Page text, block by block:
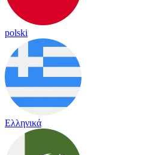
polski
Ελληνικά